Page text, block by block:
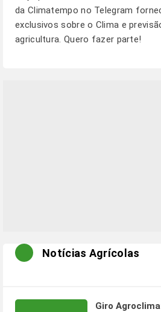
da Climatempo no Telegram
exclusivos sobre o Clima e
agricultura. Quero fazer parte!
Notícias Agrícolas
Giro